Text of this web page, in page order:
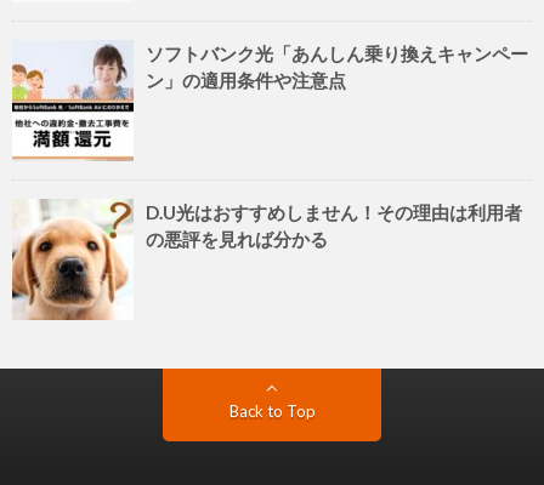
ソフトバンク光「あんしん乗り換えキャンペー
ン」の適用条件や注意点
D.U光はおすすめしません！その理由は利用者
の悪評を見れば分かる
Back to Top